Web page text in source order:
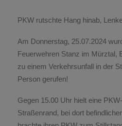
PKW rutschte Hang hinab,
Am Donnerstag, 25.07.2024
Feuerwehren Stanz im Mürztal,
zu einem Verkehrsunfall in der
Person gerufen!
Gegen 15.00 Uhr hielt eine
Straßenrand, bei dort